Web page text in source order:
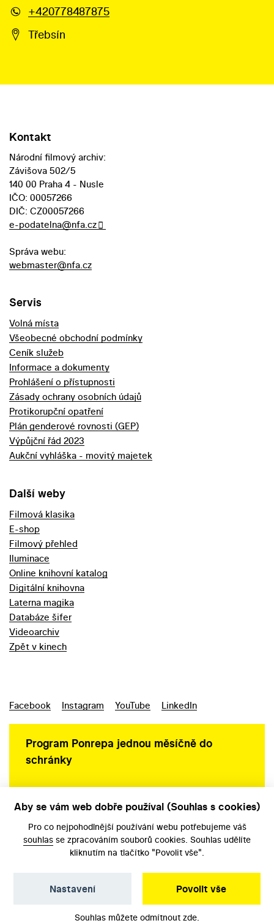
+420778487875
Třebsín
Kontakt
Národní filmový archiv:
Závišova 502/5
140 00 Praha 4 - Nusle
IČO: 00057266
DIČ: CZ00057266
e-podatelna@nfa.cz
Správa webu:
webmaster@nfa.cz
Servis
Volná místa
Všeobecné obchodní podmínky
Ceník služeb
Informace a dokumenty
Prohlášení o přístupnosti
Zásady ochrany osobních údajů
Protikorupční opatření
Plán genderové rovnosti (GEP)
Výpůjční řád 2023
Aukční vyhláška - movitý majetek
Další weby
Filmová klasika
E-shop
Filmový přehled
Iluminace
Online knihovní katalog
Digitální knihovna
Laterna magika
Databáze šifer
Videoarchiv
Zpět v kinech
Facebook Instagram YouTube LinkedIn
Program Ponrepa jednou měsíčně do
schránky
Aby se vám web dobře používal (Souhlas s cookies)
Pro co nejpohodlnější používání webu potřebujeme váš
souhlas se zpracováním souborů cookies. Souhlas udělíte
kliknutím na tlačítko "Povolit vše".
Povolit vše
Nastavení
Souhlas můžete odmítnout zde